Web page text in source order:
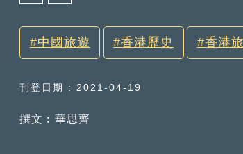
中國旅遊 香港歷史 香港
刊登日期 : 2021-04-19
撰文︰華思齊